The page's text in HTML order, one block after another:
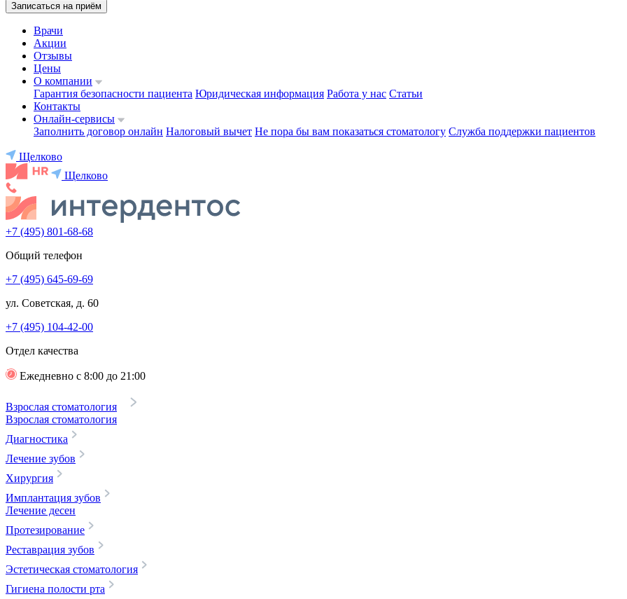
Записаться на приём
Врачи
Акции
Отзывы
Цены
О компании
Гарантия безопасности пациента Юридическая информация Работа у нас Статьи
Контакты
Онлайн-сервисы
Заполнить договор онлайн Налоговый вычет Не пора бы вам показаться стоматологу Служба поддержки пациентов
Щелково
Щелково
+7 (495) 801-68-68
Общий телефон
+7 (495) 645-69-69
ул. Советская, д. 60
+7 (495) 104-42-00
Отдел качества
Ежедневно с 8:00 до 21:00
Взрослая стоматология
Взрослая стоматология
Диагностика
Лечение зубов
Хирургия
Имплантация зубов
Лечение десен
Протезирование
Реставрация зубов
Эстетическая стоматология
Гигиена полости рта